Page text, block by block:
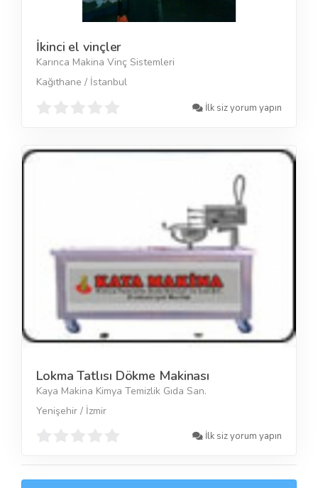
İkinci el vinçler
Karınca Makina Vinç Sistemleri
Kağıthane / İstanbul
İlk siz yorum yapın
Lokma Tatlısı Dökme Makinası
Kaya Makina Kimya Temizlik Gıda San.
Yenişehir / İzmir
İlk siz yorum yapın